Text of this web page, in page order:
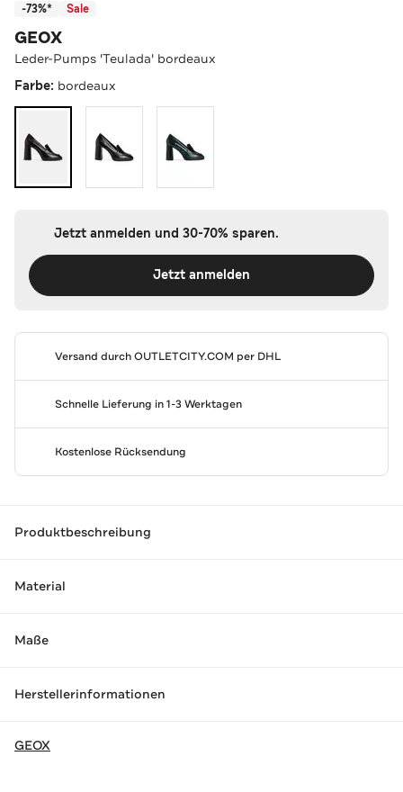
-73%* Sale
GEOX
Leder-Pumps 'Teulada' bordeaux
Farbe: bordeaux
Jetzt anmelden und 30-70% sparen.
Jetzt anmelden
Versand durchOUTLETCITY.COM per DHL
Schnelle Lieferung in 1-3 Werktagen
Kostenlose Rücksendung
Produktbeschreibung
Material
Maße
Herstellerinformationen
GEOX